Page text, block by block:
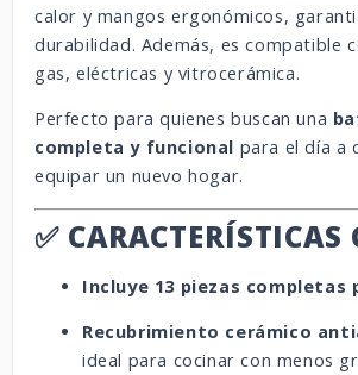
calor y mangos ergonómicos,
durabilidad. Además, es compatible
gas, eléctricas y vitrocerámica.
Perfecto para quienes buscan una
completa y funcional para el día a
equipar un nuevo hogar.
✅ CARACTERÍSTICAS
Incluye 13 piezas completas
Recubrimiento cerámico
ideal para cocinar con menos